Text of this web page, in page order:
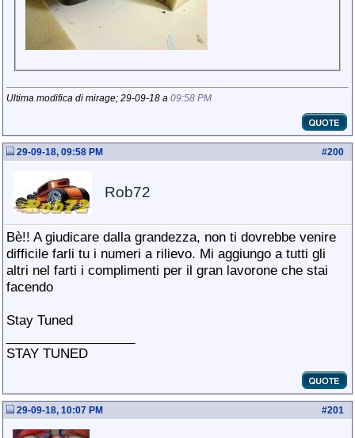
Ultima modifica di mirage; 29-09-18 a 09:58 PM
#200
29-09-18, 09:58 PM
Rob72
Bè!! A giudicare dalla grandezza, non ti dovrebbe venire
difficile farli tu i numeri a rilievo. Mi aggiungo a tutti gli
altri nel farti i complimenti per il gran lavorone che stai
facendo
Stay Tuned
STAY TUNED
#201
29-09-18, 10:07 PM